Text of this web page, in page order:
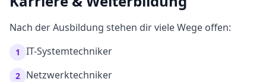
Nach der Ausbildung stehen dir viele Wege offen:
1 IT-Systemtechniker
2 Netzwerktechniker